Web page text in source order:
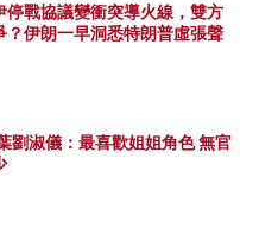
停戰協議變衝突導火線，雙方
？伊朗一早洞悉特朗普虛張聲
劉淑儀：最喜歡姐姐角色 無官